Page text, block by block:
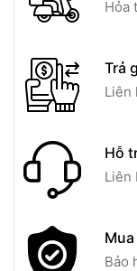
Hỏa
Trả
Liên
Hỗ
Liên
Bảo